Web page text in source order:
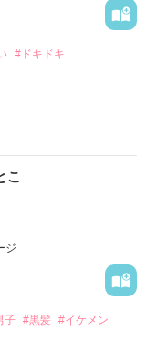
#ドキドキ
てかっこよくて
こ
ジ
子 #黒髪 #イケメン